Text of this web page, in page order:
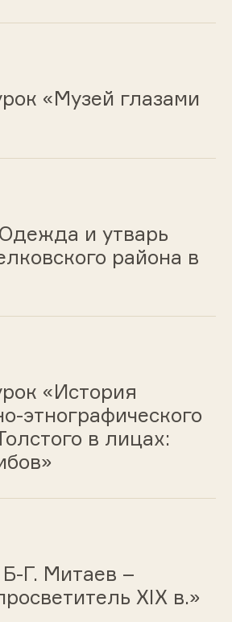
«Музей глазами
и утварь
района в
«История
этнографического
в лицах:
Г. Митаев –
XIX в.»